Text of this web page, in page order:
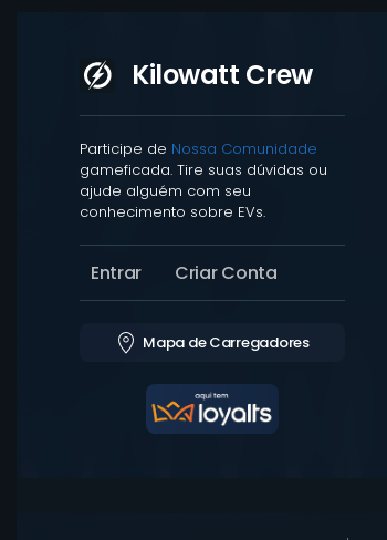
Kilowatt Crew
Participe de Nossa Comunidade
gameficada. Tire suas dúvidas ou
ajude alguém com seu
conhecimento sobre EVs.
Entrar Criar Conta
Mapa de Carregadores